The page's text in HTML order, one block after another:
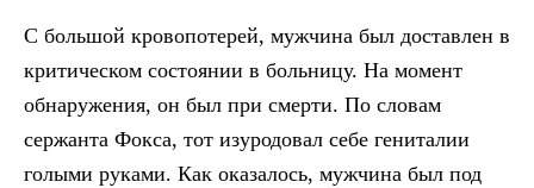
С большой кровопотерей, мужчина был доставлен в
критическом состоянии в больницу. На момент
обнаружения, он был при смерти. По словам
сержанта Фокса, тот изуродовал себе гениталии
голыми руками. Как оказалось, мужчина был под